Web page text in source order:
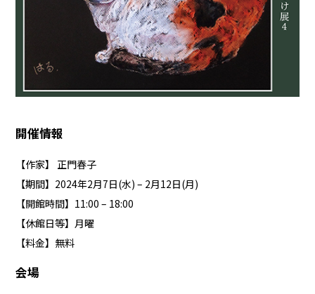
開催情報
【作家】 正門春子
【期間】2024年2月7日(水) – 2月12日(月)
【開館時間】11:00 – 18:00
【休館日等】月曜
【料金】無料
会場